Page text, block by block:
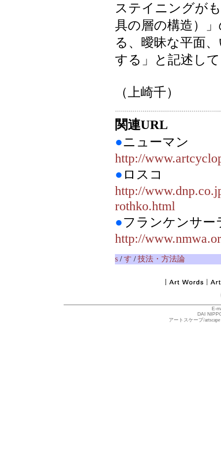
ステイニングが
具の層の構造）
る、曖昧な平面
する」と記述し
（上崎千）
関連URL
●ニューマン
http://
● ロスコ
http://
rothko.html
●フランケンサ
http://
s/す /技法・方法論
E-
DAI
アートスケープ/